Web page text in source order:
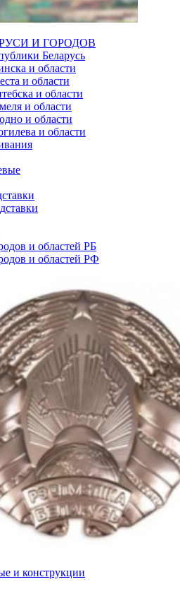
И ГОРОДОВ
Беларусь
и области
и области
и области
и области
и области
и области
и областей РБ
и областей РФ
и конструкции